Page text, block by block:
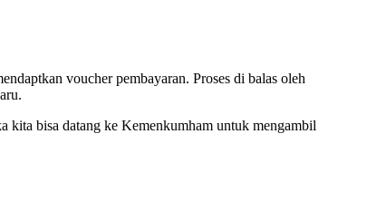
voucher pembayaran. Proses di balas oleh
kita bisa datang ke Kemenkumham untuk mengambil